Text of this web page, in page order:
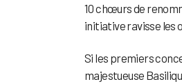
10 chœurs de
initiative ravisse les
Si les premiers
majestueuse